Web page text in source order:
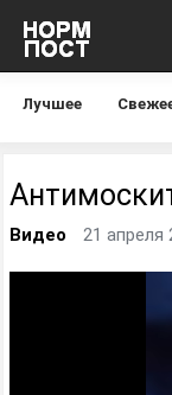
Лучшее
Видео 21 апреля